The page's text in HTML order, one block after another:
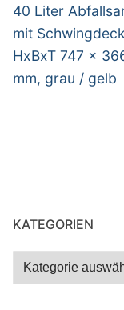
Vorheriger
Beitrag:
40 Liter
mit
HxBxT 747 x
mm, grau / gelb
KATEGORIEN
Kategorien